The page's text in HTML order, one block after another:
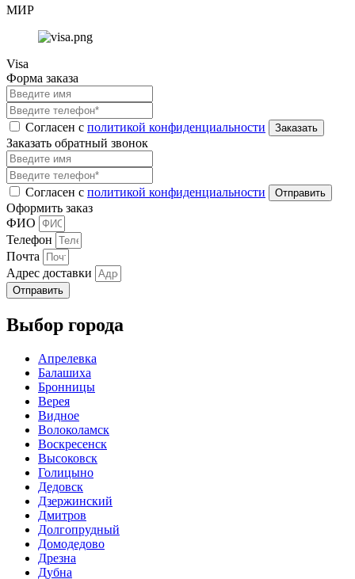
МИР
Visa
Форма заказа
Согласен с политикой конфиденциальности
Заказать обратный звонок
Согласен с политикой конфиденциальности
Оформить заказ
ФИО
Телефон
Почта
Адрес доставки
Отправить
Выбор города
Апрелевка
Балашиха
Бронницы
Верея
Видное
Волоколамск
Воскресенск
Высоковск
Голицыно
Дедовск
Дзержинский
Дмитров
Долгопрудный
Домодедово
Дрезна
Дубна